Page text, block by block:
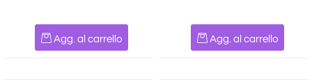
Agg. al carrello Agg. al carrello